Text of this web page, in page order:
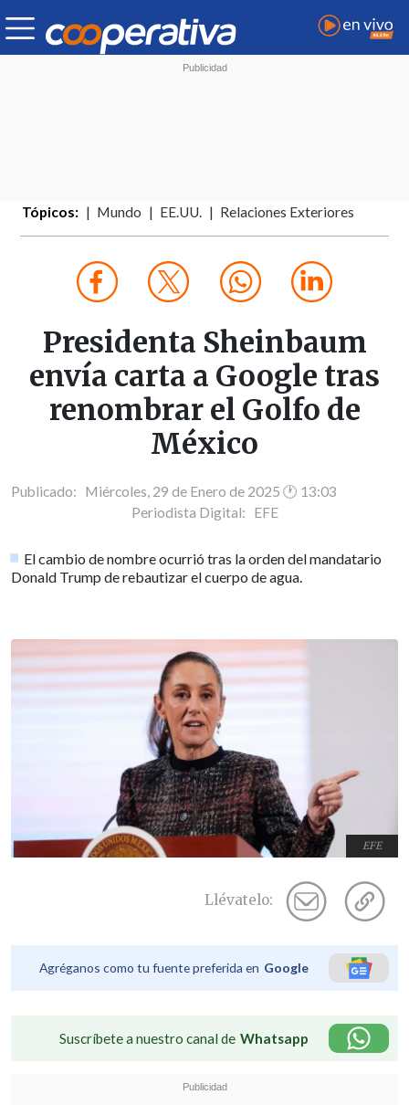
Tópicos: Mundo EE.UU. Relaciones Exteriores
Presidenta Sheinbaum
envía carta a Google tras
renombrar el Golfo de
México
Publicado: Miércoles, 29 de Enero de 2025 🕐 13:03
Periodista Digital: EFE
El cambio de nombre ocurrió tras la orden del mandatario
Donald Trump de rebautizar el cuerpo de agua.
EFE
Llévatelo:
Agréganos como tu fuente preferida en Google
Suscríbete a nuestro canal de Whatsapp